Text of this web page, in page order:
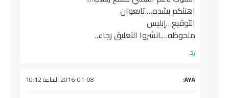
اهنئكم بشده….تابعوان
التوقيع…إبليس
ملحوظه….انشروا التعليق رجاء..
رد
يقول
AYA
: 2016-01-08 الساعة 10:12